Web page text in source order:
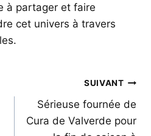
à partager et faire
cet univers à travers
SUIVANT
Sérieuse fournée de
Cura de Valverde pour